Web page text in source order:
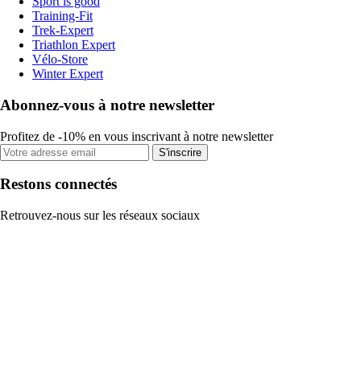
Training-Fit
Trek-Expert
Triathlon Expert
Vélo-Store
Winter Expert
Abonnez-vous à notre newsletter
Profitez de -10% en vous inscrivant à notre newsletter
S'inscrire
Restons connectés
Retrouvez-nous sur les réseaux sociaux